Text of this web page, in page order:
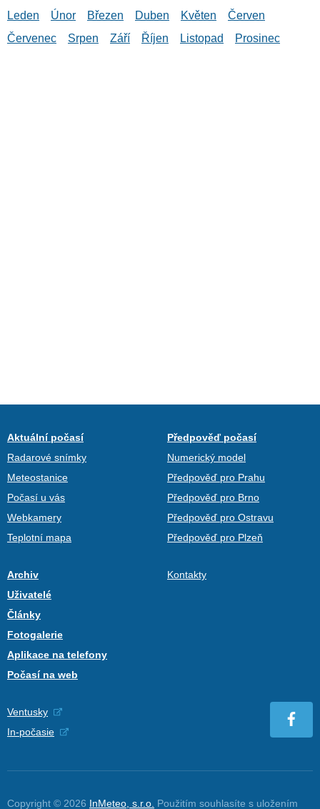
Leden Únor Březen Duben Květen
Červen
Červenec
Srpen Září Říjen Listopad Prosinec
Aktuální počasí
Radarové snímky
Meteostanice
Počasí u vás
Webkamery
Teplotní mapa
Předpověď počasí
Numerický model
Předpověď pro Prahu
Předpověď pro Brno
Předpověď pro Ostravu
Předpověď pro Plzeň
Archiv
Uživatelé
Články
Fotogalerie
Aplikace na telefony
Počasí na web
Kontakty
Ventusky
In-počasie
Copyright © 2026 InMeteo, s.r.o. Použitím souhlasíte s uložením